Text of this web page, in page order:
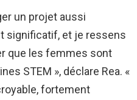
un projet aussi
significatif, et je ressens
que les femmes sont
STEM », déclare Rea. «
fortement